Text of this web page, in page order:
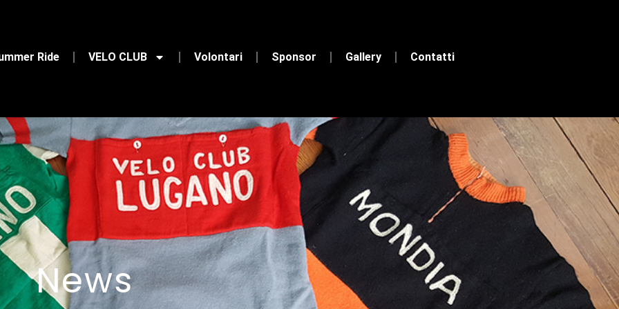
Ride VELO CLUB Volontari Sponsor Gallery Contatti
News